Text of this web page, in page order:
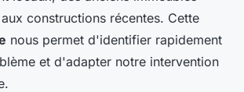
constructions récentes. Cette
nous permet d'identifier rapidement
et d'adapter notre intervention